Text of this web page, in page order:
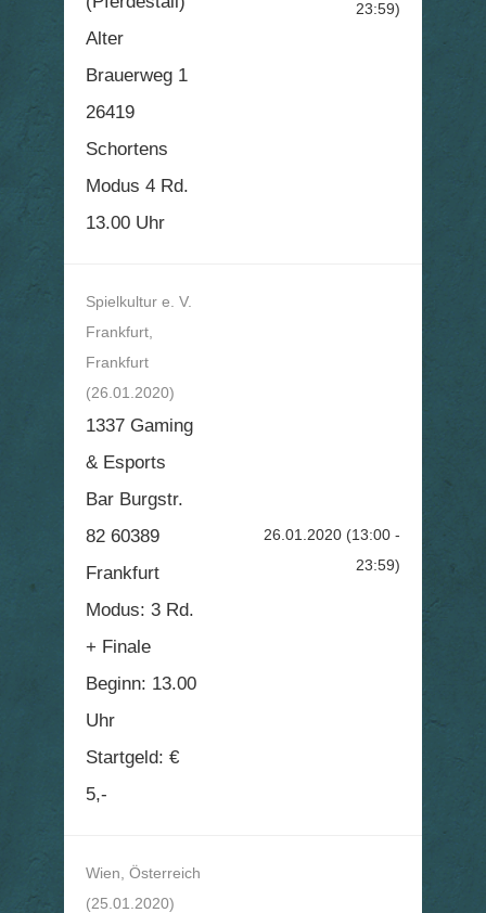
Alter
Brauerweg 1
26419
Schortens
Modus 4 Rd.
13.00 Uhr
23:59)
Spielkultur e. V.
Frankfurt,
Frankfurt
(26.01.2020)
1337 Gaming
& Esports
Bar Burgstr.
82 60389
Frankfurt
Modus: 3 Rd.
+ Finale
Beginn: 13.00
Uhr
Startgeld: €
5,-
26.01.2020 (13:00 -
23:59)
Wien, Österreich
(25.01.2020)